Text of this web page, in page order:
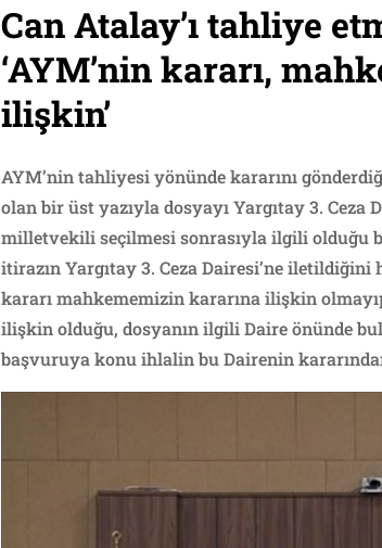
Can Atalay’ı tahliye
‘AYM’nin kararı,
ilişkin’
AYM’nin tahliyesi yönünde kararını
olan bir üst yazıyla dosyayı Yargıtay 3. Ceza
milletvekili seçilmesi sonrasıyla ilgili olduğu
itirazın Yargıtay 3. Ceza Dairesi’ne
kararı mahkememizin kararına ilişkin
ilişkin olduğu, dosyanın ilgili Daire önünde
başvuruya konu ihlalin bu Dairenin